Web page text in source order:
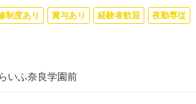
制度あり 賞与あり 経験者歓迎 夜勤専従
いふ奈良学園前